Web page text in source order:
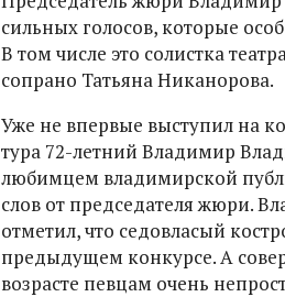
сильных голосов, которые
В том числе это солистка
сопрано Татьяна Никанорова.
Уже не впервые выступил на
тура 72-летний Владимир
любимцем владимирской
слов от председателя жюри.
отметил, что седовласый
предыдущем конкурсе. А
возрасте певцам очень